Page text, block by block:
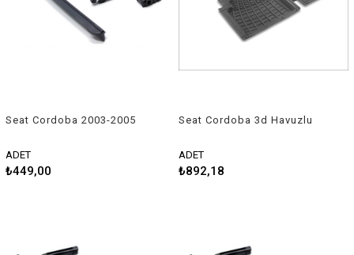
Seat Cordoba 2003-2005
ADET
₺449,00
Seat Cordoba 3d Havuzlu
ADET
₺892,18